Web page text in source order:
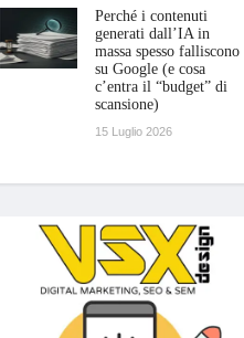
Perché i contenuti
generati dall’IA in
massa spesso falliscono
su Google (e cosa
c’entra il “budget” di
scansione)
15 Luglio 2026